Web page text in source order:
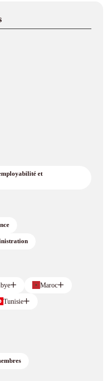
et
Maroc
Tunisie